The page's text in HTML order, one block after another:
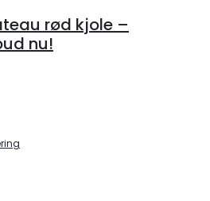
rød kjole –
nu!